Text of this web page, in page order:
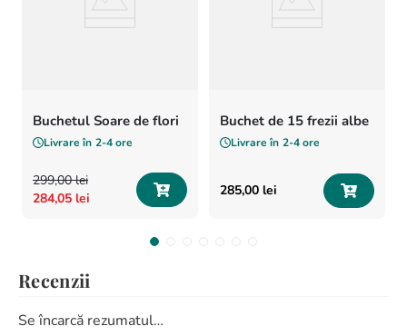
Buchetul Soare de flori
Livrare în 2-4 ore
299,00 lei
284,05 lei
Buchet de 15 frezii albe
Livrare în 2-4 ore
285,00 lei
Recenzii
Se încarcă rezumatul…